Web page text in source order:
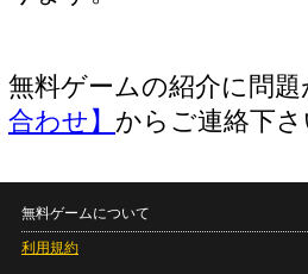
無料ゲームの紹介に問
合わせ】 からご連絡下さ
無料ゲームについて
利用規約